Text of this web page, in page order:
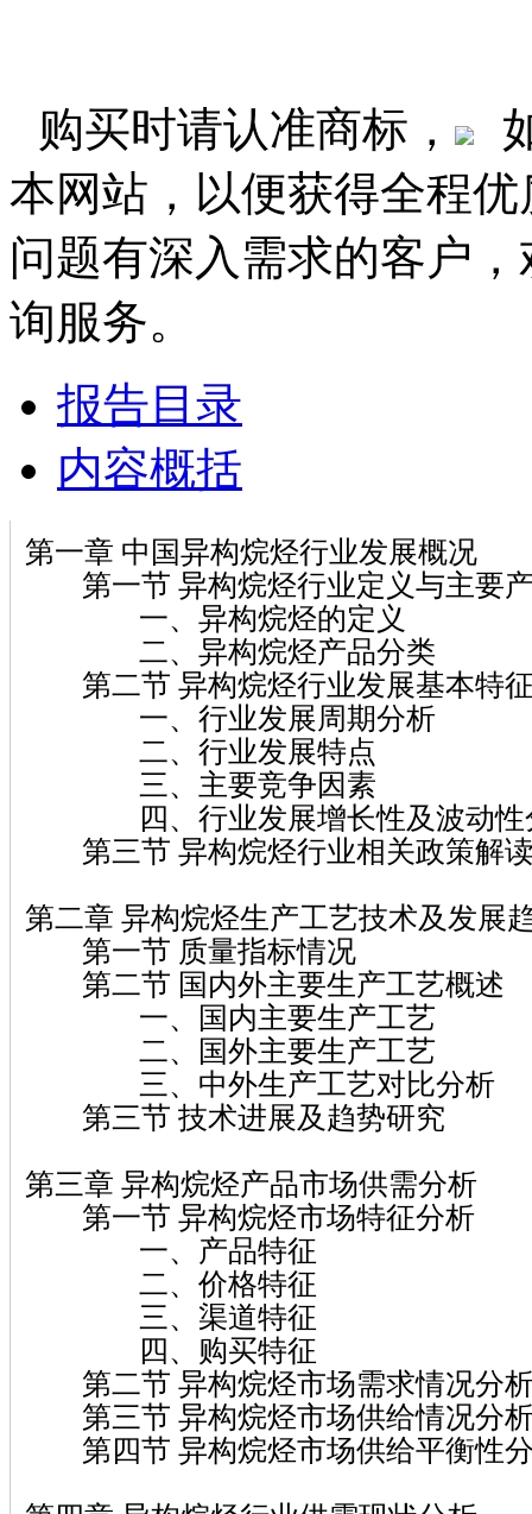
购买时请认准商标，
本网站，以便获得全程
问题有深入需求的客户
询服务。
报告目录
内容概括
第一章 中国异构烷烃行业发展概况
第一节 异构烷烃行业定义与主要
一、异构烷烃的定义
二、异构烷烃产品分类
第二节 异构烷烃行业发展基本特
一、行业发展周期分析
二、行业发展特点
三、主要竞争因素
四、行业发展增长性及波动性
第三节 异构烷烃行业相关政策解
第二章 异构烷烃生产工艺技术及发展
第一节 质量指标情况
第二节 国内外主要生产工艺概述
一、国内主要生产工艺
二、国外主要生产工艺
三、中外生产工艺对比分析
第三节 技术进展及趋势研究
第三章 异构烷烃产品市场供需分析
第一节 异构烷烃市场特征分析
一、产品特征
二、价格特征
三、渠道特征
四、购买特征
第二节 异构烷烃市场需求情况分
第三节 异构烷烃市场供给情况分
第四节 异构烷烃市场供给平衡性